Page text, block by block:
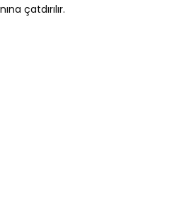
çatdırılır.